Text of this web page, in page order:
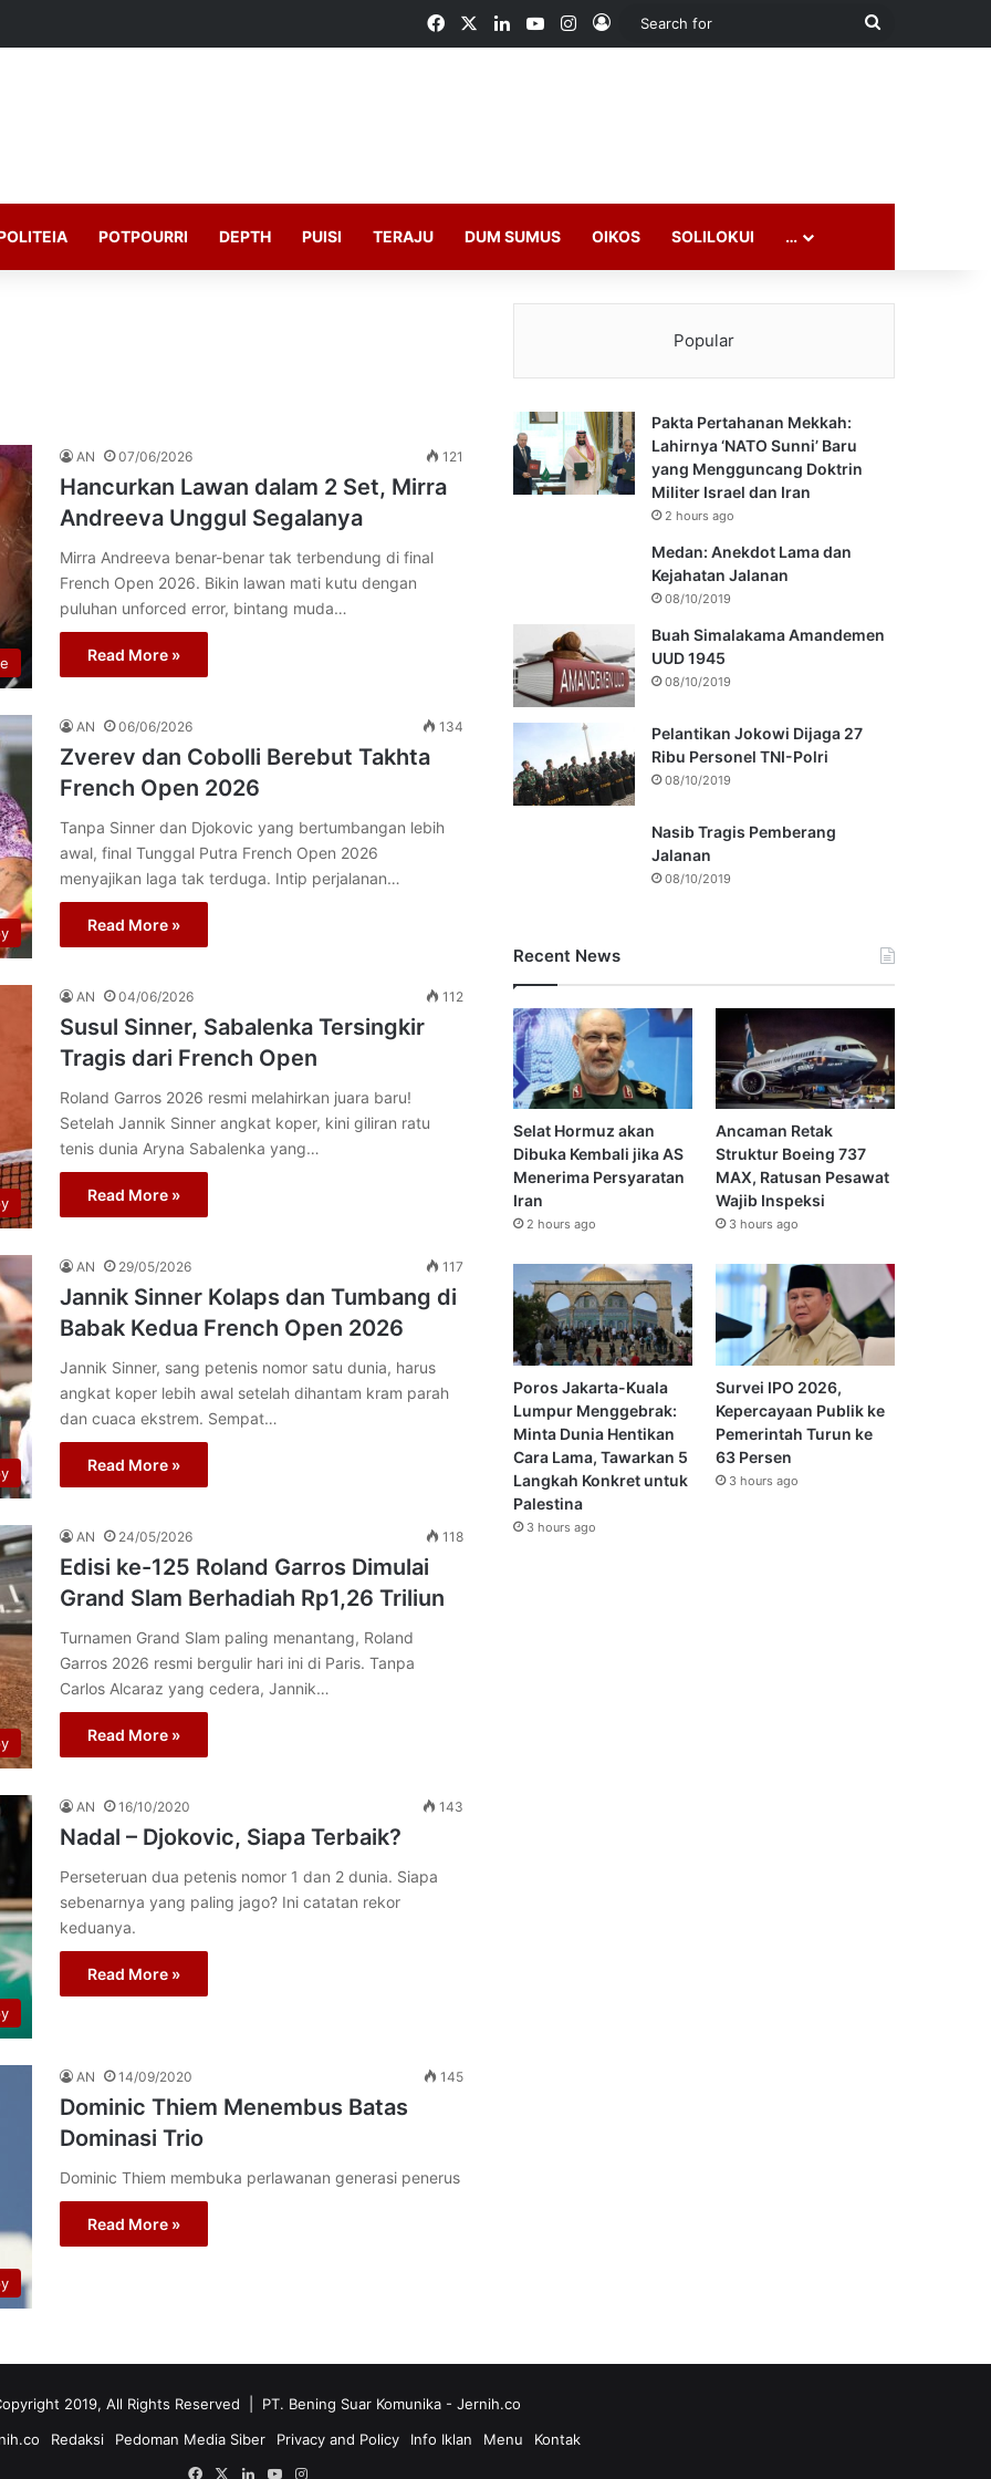
FacebookLinkedInYouTubeInstagram
Log In
Search
POTPOURRI DEPTH PUISI TERAJU DUM SUMUS OIKOS SOLILOKUI …
AN 07/06/2026 121
Hancurkan Lawan dalam 2 Set, Mirra
Andreeva Unggul Segalanya
Mirra Andreeva benar-benar tak terbendung di final
French Open 2026. Bikin lawan mati kutu dengan
puluhan unforced error, bintang muda…
Read More »
AN 06/06/2026 134
Zverev dan Cobolli Berebut Takhta
French Open 2026
Tanpa Sinner dan Djokovic yang bertumbangan lebih
awal, final Tunggal Putra French Open 2026
menyajikan laga tak terduga. Intip perjalanan…
Read More »
AN 04/06/2026 112
Susul Sinner, Sabalenka Tersingkir
Tragis dari French Open
Roland Garros 2026 resmi melahirkan juara baru!
Setelah Jannik Sinner angkat koper, kini giliran ratu
tenis dunia Aryna Sabalenka yang…
Read More »
AN 29/05/2026 117
Jannik Sinner Kolaps dan Tumbang di
Babak Kedua French Open 2026
Jannik Sinner, sang petenis nomor satu dunia, harus
angkat koper lebih awal setelah dihantam kram parah
dan cuaca ekstrem. Sempat…
Read More »
AN 24/05/2026 118
Edisi ke-125 Roland Garros Dimulai
Grand Slam Berhadiah Rp1,26 Triliun
Turnamen Grand Slam paling menantang, Roland
Garros 2026 resmi bergulir hari ini di Paris. Tanpa
Carlos Alcaraz yang cedera, Jannik…
Read More »
AN 16/10/2020 143
Nadal – Djokovic, Siapa Terbaik?
Perseteruan dua petenis nomor 1 dan 2 dunia. Siapa
sebenarnya yang paling jago? Ini catatan rekor
keduanya.
Read More »
AN 14/09/2020 145
Dominic Thiem Menembus Batas
Dominasi Trio
Dominic Thiem membuka perlawanan generasi penerus
Read More »
Popular
Pakta Pertahanan Mekkah:
Lahirnya ‘NATO Sunni’ Baru
yang Mengguncang Doktrin
Militer Israel dan Iran
2 hours ago
Medan: Anekdot Lama dan
Kejahatan Jalanan
08/10/2019
Buah Simalakama Amandemen
UUD 1945
08/10/2019
Pelantikan Jokowi Dijaga 27
Ribu Personel TNI-Polri
08/10/2019
Nasib Tragis Pemberang
Jalanan
08/10/2019
Recent News
Selat Hormuz akan
Dibuka Kembali jika AS
Menerima Persyaratan
Iran
2 hours ago
Ancaman Retak
Struktur Boeing 737
MAX, Ratusan Pesawat
Wajib Inspeksi
3 hours ago
Poros Jakarta-Kuala
Lumpur Menggebrak:
Minta Dunia Hentikan
Cara Lama, Tawarkan 5
Langkah Konkret untuk
Palestina
3 hours ago
Survei IPO 2026,
Kepercayaan Publik ke
Pemerintah Turun ke
63 Persen
3 hours ago
2019, All Rights Reserved | PT. Bening Suar Komunika - Jernih.co
Redaksi Pedoman Media Siber Privacy and Policy Info Iklan Menu
Kontak
Facebook
X LinkedInYouTubeInstagram